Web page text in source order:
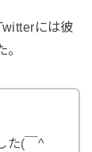
には彼
た(￣^